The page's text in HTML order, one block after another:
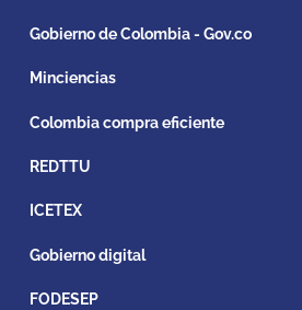
Gobierno de Colombia - Gov.co
Minciencias
Colombia compra eficiente
REDTTU
ICETEX
Gobierno digital
FODESEP